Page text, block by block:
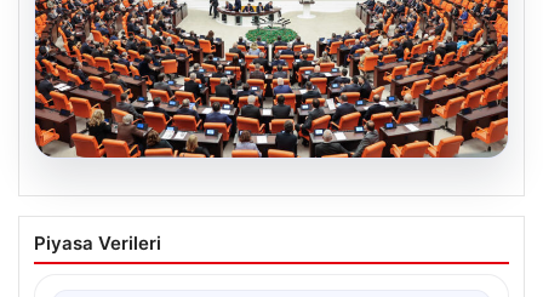
Önce Tasfiye, Sonra Suçlara Erteleme:
10 Maddede Yeni Süreç Yasası
Piyasa Verileri